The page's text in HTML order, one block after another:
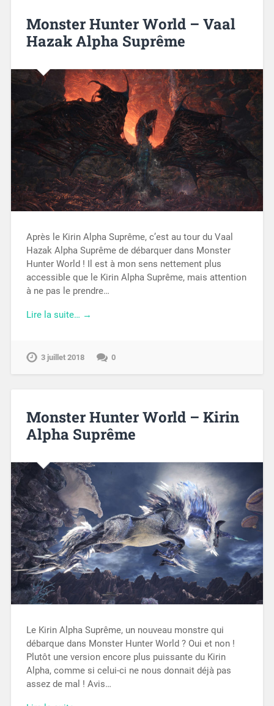
Monster Hunter World – Vaal
Hazak Alpha Suprême
Après le Kirin Alpha Suprême, c’est au tour du Vaal
Hazak Alpha Suprême de débarquer dans Monster
Hunter World ! Il est à mon sens nettement plus
accessible que le Kirin Alpha Suprême, mais attention
à ne pas le prendre…
Lire la suite… →
3 juillet 2018 0
Monster Hunter World – Kirin
Alpha Suprême
Le Kirin Alpha Suprême, un nouveau monstre qui
débarque dans Monster Hunter World ? Oui et non !
Plutôt une version encore plus puissante du Kirin
Alpha, comme si celui-ci ne nous donnait déjà pas
assez de mal ! Avis…